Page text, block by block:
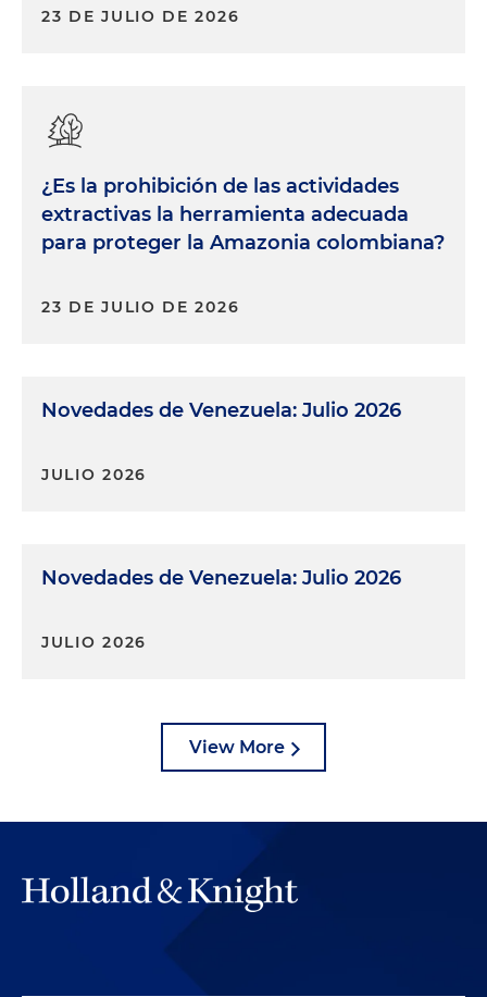
23 DE JULIO DE 2026
¿Es la prohibición de las actividades
extractivas la herramienta adecuada
para proteger la Amazonia colombiana?
23 DE JULIO DE 2026
Novedades de Venezuela: Julio 2026
JULIO 2026
Novedades de Venezuela: Julio 2026
JULIO 2026
View More